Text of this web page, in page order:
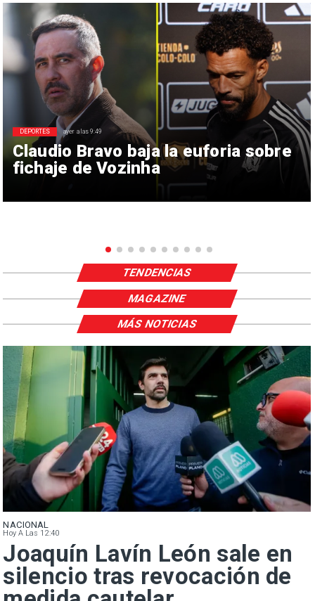
Claudio Bravo baja la euforia sobre
fichaje de Vozinha
DEPORTES ayer a las 9:49
TENDENCIAS
MAGAZINE
NACIONAL
Hoy A Las 12:40
Joaquín Lavín León sale en
silencio tras revocación de
MÁS NOTICIAS